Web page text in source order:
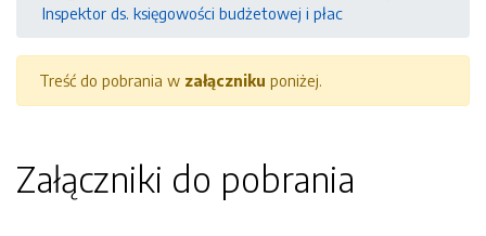
Inspektor ds. księgowości budżetowej i płac
Treść do pobrania w załączniku poniżej.
Załączniki do pobrania